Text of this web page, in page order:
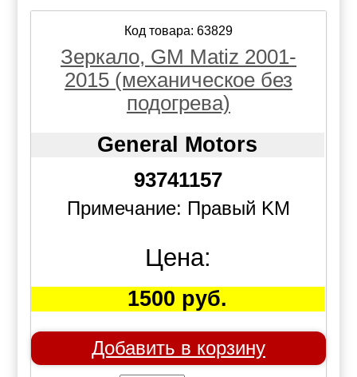
Код товара: 63829
Зеркало, GM Matiz 2001-
2015 (механическое без
подогрева)
General Motors
93741157
Примечание: Правый KM
Цена:
1500 руб.
Добавить в корзину